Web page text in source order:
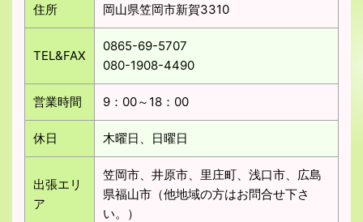
住所 岡山県笠岡市新賀3310
TEL&FAX
0865-69-5707
080-1908-4490
営業時間 9：00～18：00
休日 木曜日、日曜日
出張エリ
ア
笠岡市、井原市、里庄町、浅口市、広島
県福山市（他地域の方はお問合せ下さ
い。）